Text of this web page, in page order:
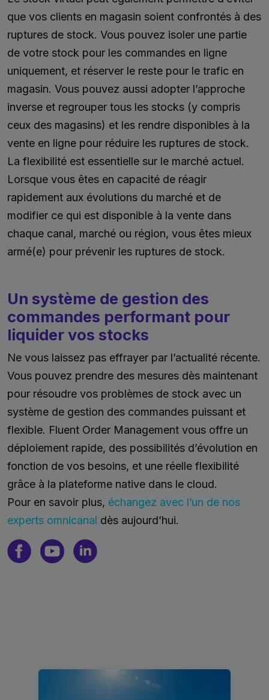
que vos clients en magasin soient confrontés à des
ruptures de stock. Vous pouvez isoler une partie
de votre stock pour les commandes en ligne
uniquement, et réserver le reste pour le trafic en
magasin. Vous pouvez aussi adopter l’approche
inverse et regrouper tous les stocks (y compris
ceux des magasins) et les rendre disponibles à la
vente en ligne pour réduire les ruptures de stock.
La flexibilité est essentielle sur le marché actuel.
Lorsque vous êtes en capacité de réagir
rapidement aux évolutions du marché et de
modifier ce qui est disponible à la vente dans
chaque canal, marché ou région, vous êtes mieux
armé(e) pour prévenir les ruptures de stock.
Un système de gestion des
commandes performant pour
liquider vos stocks
Ne vous laissez pas effrayer par l’actualité récente.
Vous pouvez prendre des mesures dès maintenant
pour résoudre vos problèmes de stock avec un
système de gestion des commandes puissant et
flexible. Fluent Order Management vous offre un
déploiement rapide, des possibilités d’évolution en
fonction de vos besoins, et une réelle flexibilité
grâce à la plateforme native dans le cloud.
Pour en savoir plus, échangez avec l’un de nos
experts omnicanal dès aujourd’hui.